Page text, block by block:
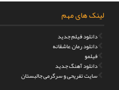
لینک های مهم
دانلود فیلم جدید
دانلود رمان عاشقانه
فیلمو
دانلود آهنگ جدید
سایت تفریحی و سرگرمی جالبستان